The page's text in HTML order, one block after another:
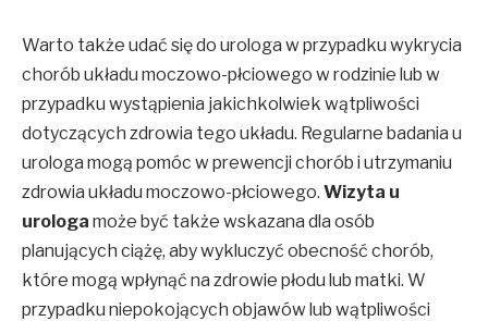
Warto także udać się do urologa w przypadku wykrycia
chorób układu moczowo-płciowego w rodzinie lub w
przypadku wystąpienia jakichkolwiek wątpliwości
dotyczących zdrowia tego układu. Regularne badania u
urologa mogą pomóc w prewencji chorób i utrzymaniu
zdrowia układu moczowo-płciowego. Wizyta u
urologa może być także wskazana dla osób
planujących ciążę, aby wykluczyć obecność chorób,
które mogą wpłynąć na zdrowie płodu lub matki. W
przypadku niepokojących objawów lub wątpliwości